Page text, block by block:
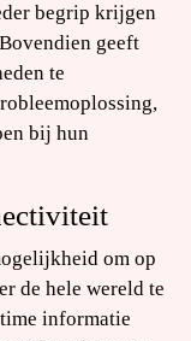
begrip krijgen
geeft
te
bij hun
om op
de hele wereld te
informatie